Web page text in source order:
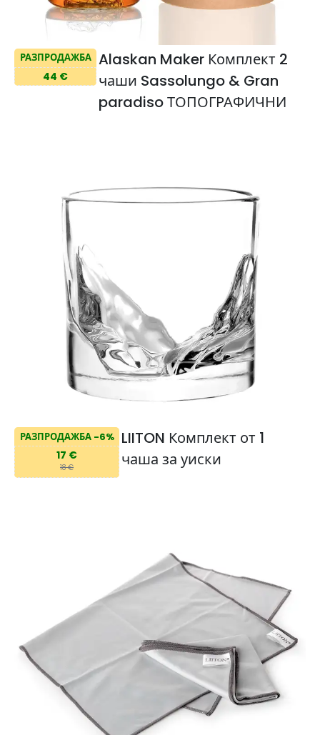
РАЗПРОДАЖБА
44 €
Alaskan Maker Комплект 2
чаши Sassolungo & Gran
paradiso ТОПОГРАФИЧНИ
РАЗПРОДАЖБА -6%
17 €
18 €
LIITON Комплект от 1
чаша за уиски